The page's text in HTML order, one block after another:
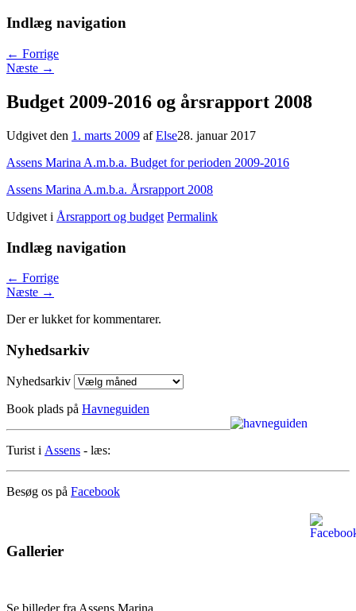
Indlæg navigation
← Forrige
Næste →
Budget 2009-2016 og årsrapport 2008
Udgivet den 1. marts 2009 afElse28. januar 2017
Assens Marina A.m.b.a. Budget for perioden 2009-2016
Assens Marina A.m.b.a. Årsrapport 2008
Udgivet i Årsrapport og budget Permalink
Indlæg navigation
← Forrige
Næste →
Der er lukket for kommentarer.
Nyhedsarkiv
Nyhedsarkiv
Book plads på Havneguiden
Turist i Assens - læs:
Besøg os på Facebook
Gallerier